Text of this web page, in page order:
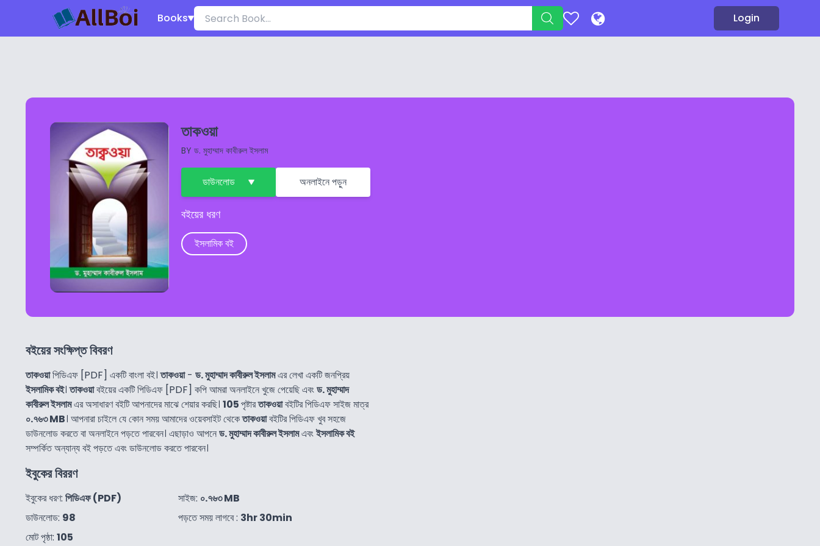
Books Login
তাকওয়া
BY ড. মুহাম্মাদ কাবীরুল ইসলাম
ডাউনলোড অনলাইনে পড়ুন
বইয়ের ধরণ
ইসলামিক বই
বইয়ের সংক্ষিপ্ত বিবরণ
তাকওয়াপিডিএফ [PDF] একটি বাংলা বই।তাকওয়া- ড. মুহাম্মাদ কাবীরুল ইসলামএর লেখা একটি জনপ্রিয়
ইসলামিক বই।তাকওয়াবইয়ের একটি পিডিএফ [PDF] কপি আমরা অনলাইনে খুজে পেয়েছি এবংড. মুহাম্মাদ
কাবীরুল ইসলামএর অসাধারণ বইটি আপনাদের মাঝে শেয়ার করছি। 105পৃষ্টারতাকওয়াবইটির পিডিএফ সাইজ মাত্র
০.৭৬৩ MB। আপনারা চাইলে যে কোন সময় আমাদের ওয়েবসাইট থেকেতাকওয়াবইটির পিডিএফ খুব সহজে
ডাউনলোড করতে বা অনলাইনে পড়তে পারবেন। এছাড়াও আপনেড. মুহাম্মাদ কাবীরুল ইসলামএবংইসলামিক বই
সম্পর্কিত অন্যান্য বই পড়তে এবং ডাউনলোড করতে পারবেন।
ইবুকের বিররণ
ইবুকের ধরণ: পিডিএফ (PDF)
ডাউনলোড: 98
মোট পৃষ্ঠা: 105
সাইজ: ০.৭৬৩ MB
পড়তে সময় লাগবে : 3hr 30min